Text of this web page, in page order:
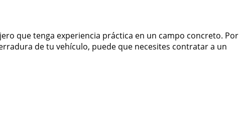
que tenga experiencia práctica en un campo concreto. Por
de tu vehículo, puede que necesites contratar a un